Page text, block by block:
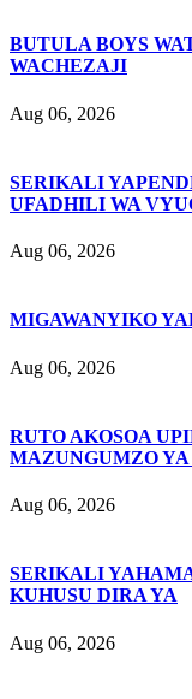
BUTULA BOYS
WACHEZAJI
Aug 06, 2026
SERIKALI
UFADHILI WA
Aug 06, 2026
MIGAWANYIKO
Aug 06, 2026
RUTO AKOSOA
MAZUNGUMZO
Aug 06, 2026
SERIKALI
KUHUSU DIRA YA
Aug 06, 2026